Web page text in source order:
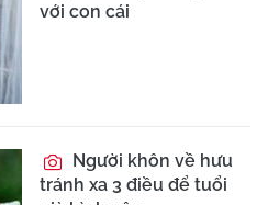
với con cái
Người khôn về hưu
tránh xa 3 điều để tuổi